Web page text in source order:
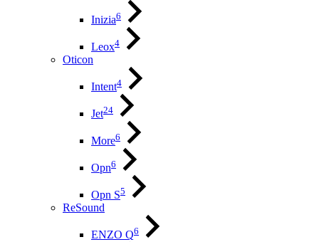
Inizia6
Leox4
Oticon
Intent4
Jet24
More6
Opn6
Opn S5
ReSound
ENZO Q6